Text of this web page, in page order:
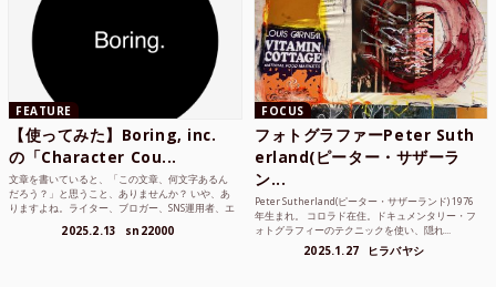
FEATURE
【使ってみた】Boring, inc.
の「Character Cou...
文章を書いていると、「この文章、何文字あるん
だろう？」と思うこと、ありませんか？ いや、あ
りますよね。ライター、ブロガー、SNS運用者、エ
2025.2.13 sn22000
FOCUS
フォトグラファーPeter Suth
erland(ピーター・サザーラ
ン...
Peter Sutherland(ピーター・サザーランド) 1976
年生まれ。 コロラド在住。ドキュメンタリー・フ
ォトグラフィーのテクニックを使い、隠れ...
2025.1.27 ヒラバヤシ